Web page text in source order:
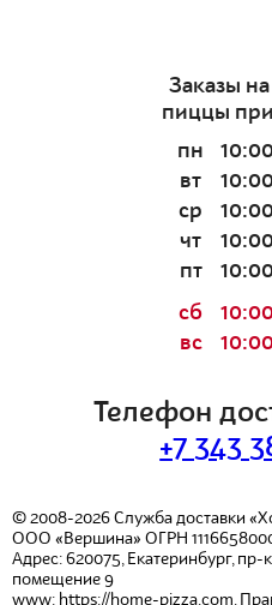
Телефон
+7 343
© 2008-2026 Служба доставки
ООО «Вершина» ОГРН
Адрес: 620075, Екатеринбург, пр-
помещение 9
www: https://home-pizza.com,
Заказы
пиццы
пн
вт
ср
чт
пт
сб
вс